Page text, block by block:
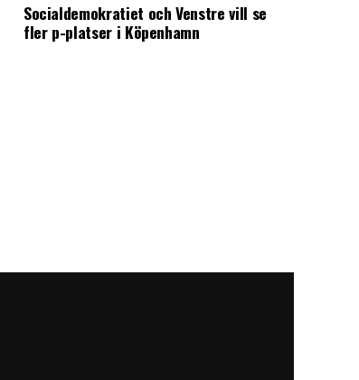
Socialdemokratiet och Venstre vill se
fler p-platser i Köpenhamn